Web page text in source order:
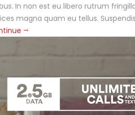
In non est eu libero rutrum
magna quam eu tellus.